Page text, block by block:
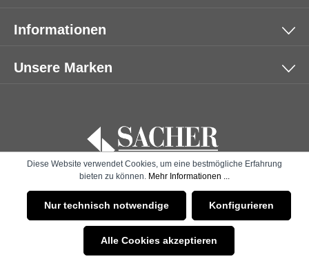
Informationen
Unsere Marken
© 2026 SACHER | B2B SHOP - with by
* Alle Preise inkl. gesetzl. Mehrwertsteuer zzgl.Versandkosten
und ggf. Nachnahmegebühren, wenn nicht anders angegeben.
Diese Website verwendet Cookies, um eine bestmögliche Erfahrung
bieten zu können. Mehr Informationen ...
Nur technisch notwendige Konfigurieren
Alle Cookies akzeptieren